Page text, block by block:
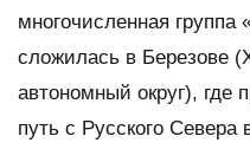
многочисленная группа
сложилась в Березове
автономный округ), где
путь с Русского